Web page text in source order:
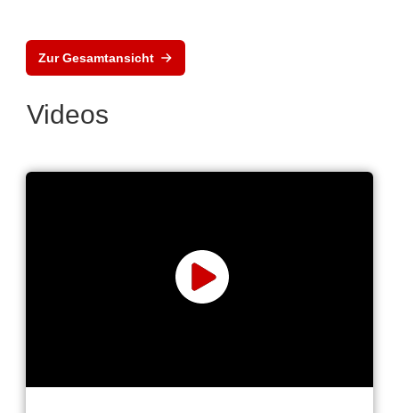
Zur Gesamtansicht
Videos